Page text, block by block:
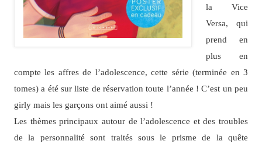
la Vice
Versa, qui
prend en
plus en
compte les affres de l’adolescence, cette série (terminée en 3
tomes) a été sur liste de réservation toute l’année ! C’est un peu
girly mais les garçons ont aimé aussi !
Les thèmes principaux autour de l’adolescence et des troubles
de la personnalité sont traités sous le prisme de la quête